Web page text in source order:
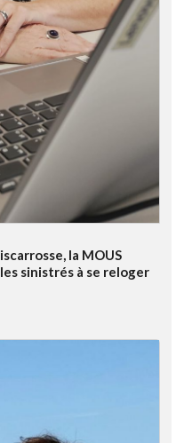
la MOUS
sinistrés à se reloger